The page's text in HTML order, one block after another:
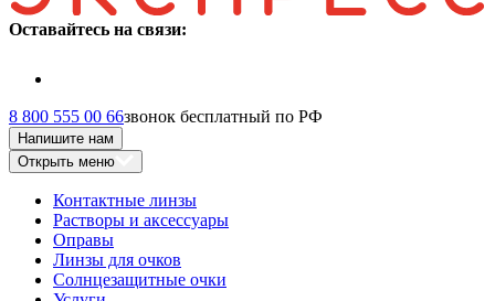
Оставайтесь на связи:
8 800 555 00 66звонок бесплатный по РФ
Напишите нам
Открыть меню
Контактные линзы
Растворы и аксессуары
Оправы
Линзы для очков
Солнцезащитные очки